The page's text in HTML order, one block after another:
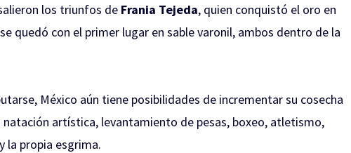
los triunfos de Frania Tejeda, quien conquistó el oro en
quedó con el primer lugar en sable varonil, ambos dentro de la
México aún tiene posibilidades de incrementar su cosecha
artística, levantamiento de pesas, boxeo, atletismo,
la propia esgrima.